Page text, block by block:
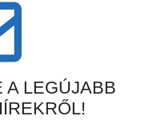
A LEGÚJABB